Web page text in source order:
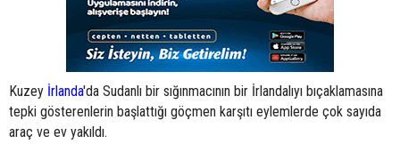
Kuzey İrlanda'da Sudanlı bir sığınmacının bir İrlandalıyı bıçaklamasına
tepki gösterenlerin başlattığı göçmen karşıtı eylemlerde çok sayıda
araç ve ev yakıldı.